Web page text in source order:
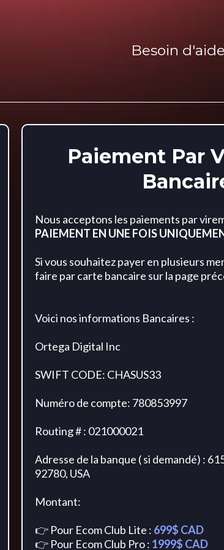
Besoin
Paiement Par
Nous acceptons les paiements par
PAIEMENT EN UNE FOIS
Si vous souhaitez payer en plusieurs
faire par carte bancaire sur la page
Voici nos informations Bancaires :
Ortega Digital Inc
SWIFT CODE: CHASUS33
Numéro de compte: 780853997
Routing # : 021000021
Adresse de la banque ( si demandé) :
92780, USA
Montant:
👉 Pour Ecom Club Lite : 699$ CAD
👉 Pour Ecom Club Pro : 1999$ CAD